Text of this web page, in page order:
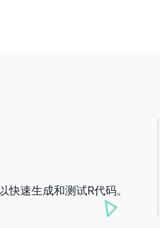
速生成和测试R代码。